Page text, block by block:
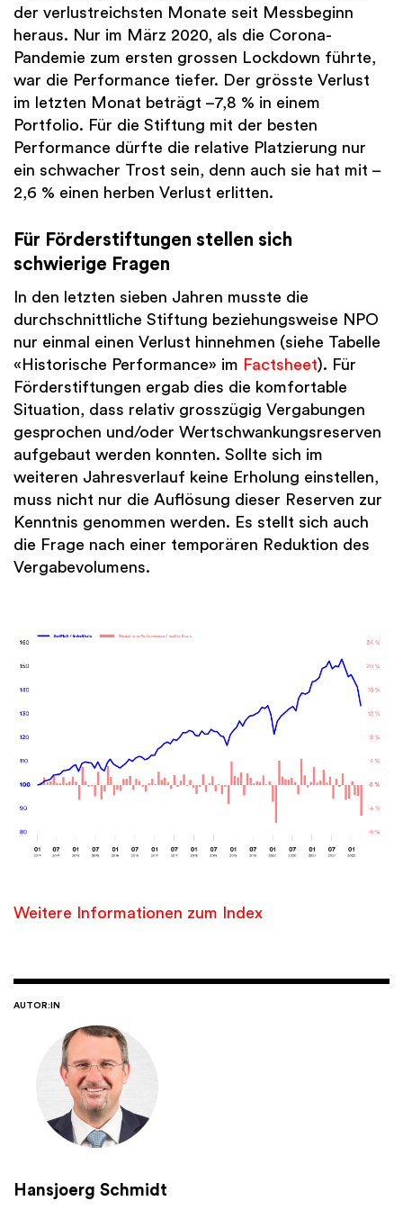
der verlustreichsten Monate seit Messbeginn
heraus. Nur im März 2020, als die Corona-
Pandemie zum ersten grossen Lockdown führte,
war die Performance tiefer. Der grösste Verlust
im letzten Monat beträgt –7,8 % in einem
Portfolio. Für die Stiftung mit der besten
Performance dürfte die relative Platzierung nur
ein schwacher Trost sein, denn auch sie hat mit –
2,6 % einen herben Verlust erlitten.
Für Förderstiftungen stellen sich
schwierige Fragen
In den letzten sieben Jahren musste die
durchschnittliche Stiftung beziehungsweise NPO
nur einmal einen Verlust hinnehmen (siehe Tabelle
«Historische Performance» im Factsheet). Für
Förderstiftungen ergab dies die komfortable
Situation, dass relativ grosszügig Vergabungen
gesprochen und/oder Wertschwankungsreserven
aufgebaut werden konnten. Sollte sich im
weiteren Jahresverlauf keine Erholung einstellen,
muss nicht nur die Auflösung dieser Reserven zur
Kenntnis genommen werden. Es stellt sich auch
die Frage nach einer temporären Reduktion des
Vergabevolumens.
Weitere Informationen zum Index
AUTOR:IN
Hansjoerg Schmidt